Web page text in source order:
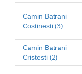
Camin Batrani
Costinesti (3)
Camin Batrani
Cristesti (2)